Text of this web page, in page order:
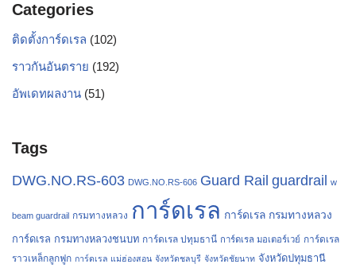
Categories
ติดตั้งการ์ดเรล (102)
ราวกันอันตราย (192)
อัพเดทผลงาน (51)
Tags
DWG.NO.RS-603 DWG.NO.RS-606 Guard Rail guardrail w
beam guardrail กรมทางหลวง การ์ดเรล การ์ดเรล กรมทางหลวง
การ์ดเรล กรมทางหลวงชนบท การ์ดเรล ปทุมธานี การ์ดเรล มอเตอร์เวย์ การ์ดเรล
ราวเหล็กลูกฟูก การ์ดเรล แม่ฮ่องสอน จังหวัดชลบุรี จังหวัดชัยนาท จังหวัดปทุมธานี